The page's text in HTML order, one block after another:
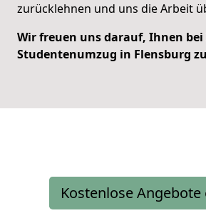
zurücklehnen und uns die Arbeit
Wir freuen uns darauf, Ihnen
Studentenumzug in Flensburg
Kostenlose